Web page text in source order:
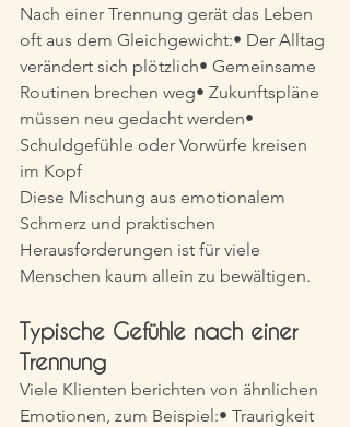
Nach einer Trennung gerät das Leben
oft aus dem Gleichgewicht:• Der Alltag
verändert sich plötzlich• Gemeinsame
Routinen brechen weg• Zukunftspläne
müssen neu gedacht werden•
Schuldgefühle oder Vorwürfe kreisen
im Kopf
Diese Mischung aus emotionalem
Schmerz und praktischen
Herausforderungen ist für viele
Menschen kaum allein zu bewältigen.
Typische Gefühle nach einer
Trennung
Viele Klienten berichten von ähnlichen
Emotionen, zum Beispiel:• Traurigkeit